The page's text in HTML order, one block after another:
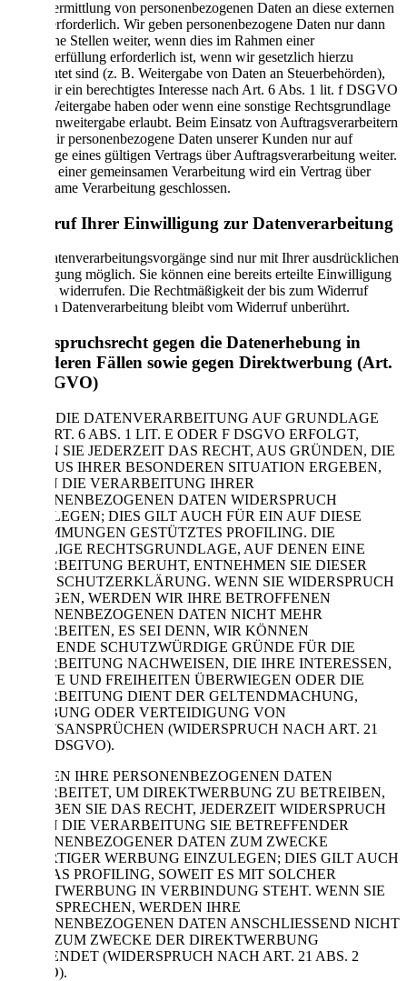
eine Übermittlung von personenbezogenen Daten an diese externen
Stellen erforderlich. Wir geben personenbezogene Daten nur dann
an externe Stellen weiter, wenn dies im Rahmen einer
Vertragserfüllung erforderlich ist, wenn wir gesetzlich hierzu
verpflichtet sind (z. B. Weitergabe von Daten an Steuerbehörden),
wenn wir ein berechtigtes Interesse nach Art. 6 Abs. 1 lit. f DSGVO
an der Weitergabe haben oder wenn eine sonstige Rechtsgrundlage
die Datenweitergabe erlaubt. Beim Einsatz von Auftragsverarbeitern
geben wir personenbezogene Daten unserer Kunden nur auf
Grundlage eines gültigen Vertrags über Auftragsverarbeitung weiter.
Im Falle einer gemeinsamen Verarbeitung wird ein Vertrag über
gemeinsame Verarbeitung geschlossen.
Widerruf Ihrer Einwilligung zur Datenverarbeitung
Viele Datenverarbeitungsvorgänge sind nur mit Ihrer ausdrücklichen
Einwilligung möglich. Sie können eine bereits erteilte Einwilligung
jederzeit widerrufen. Die Rechtmäßigkeit der bis zum Widerruf
erfolgten Datenverarbeitung bleibt vom Widerruf unberührt.
Widerspruchsrecht gegen die Datenerhebung in
besonderen Fällen sowie gegen Direktwerbung (Art.
21 DSGVO)
WENN DIE DATENVERARBEITUNG AUF GRUNDLAGE
VON ART. 6 ABS. 1 LIT. E ODER F DSGVO ERFOLGT,
HABEN SIE JEDERZEIT DAS RECHT, AUS GRÜNDEN, DIE
SICH AUS IHRER BESONDEREN SITUATION ERGEBEN,
GEGEN DIE VERARBEITUNG IHRER
PERSONENBEZOGENEN DATEN WIDERSPRUCH
EINZULEGEN; DIES GILT AUCH FÜR EIN AUF DIESE
BESTIMMUNGEN GESTÜTZTES PROFILING. DIE
JEWEILIGE RECHTSGRUNDLAGE, AUF DENEN EINE
VERARBEITUNG BERUHT, ENTNEHMEN SIE DIESER
DATENSCHUTZERKLÄRUNG. WENN SIE WIDERSPRUCH
EINLEGEN, WERDEN WIR IHRE BETROFFENEN
PERSONENBEZOGENEN DATEN NICHT MEHR
VERARBEITEN, ES SEI DENN, WIR KÖNNEN
ZWINGENDE SCHUTZWÜRDIGE GRÜNDE FÜR DIE
VERARBEITUNG NACHWEISEN, DIE IHRE INTERESSEN,
RECHTE UND FREIHEITEN ÜBERWIEGEN ODER DIE
VERARBEITUNG DIENT DER GELTENDMACHUNG,
AUSÜBUNG ODER VERTEIDIGUNG VON
RECHTSANSPRÜCHEN (WIDERSPRUCH NACH ART. 21
ABS. 1 DSGVO).
WERDEN IHRE PERSONENBEZOGENEN DATEN
VERARBEITET, UM DIREKTWERBUNG ZU BETREIBEN,
SO HABEN SIE DAS RECHT, JEDERZEIT WIDERSPRUCH
GEGEN DIE VERARBEITUNG SIE BETREFFENDER
PERSONENBEZOGENER DATEN ZUM ZWECKE
DERARTIGER WERBUNG EINZULEGEN; DIES GILT AUCH
FÜR DAS PROFILING, SOWEIT ES MIT SOLCHER
DIREKTWERBUNG IN VERBINDUNG STEHT. WENN SIE
WIDERSPRECHEN, WERDEN IHRE
PERSONENBEZOGENEN DATEN ANSCHLIESSEND NICHT
MEHR ZUM ZWECKE DER DIREKTWERBUNG
VERWENDET (WIDERSPRUCH NACH ART. 21 ABS. 2
DSGVO).